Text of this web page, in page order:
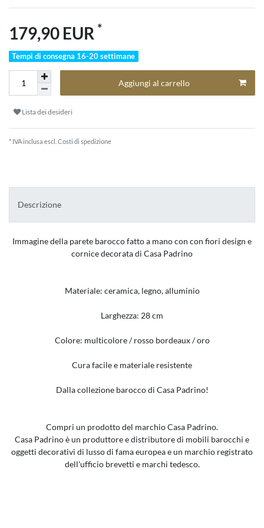
179,90 EUR *
Tempi di consegna 16-20 settimane
Aggiungi al carrello
Lista dei desideri
* IVA inclusa escl. Costi di spedizione
Descrizione
Immagine della parete barocco fatto a mano con con fiori design e
cornice decorata di Casa Padrino
Materiale: ceramica, legno, alluminio
Larghezza: 28 cm
Colore: multicolore /rosso bordeaux /oro
Cura facile e materiale resistente
Dalla collezione barocco di Casa Padrino!
Compri un prodotto del marchio Casa Padrino.
Casa Padrino è un produttore e distributore di mobili barocchi e
oggetti decorativi di lusso di fama europea e un marchio registrato
dell'ufficio brevetti e marchi tedesco.